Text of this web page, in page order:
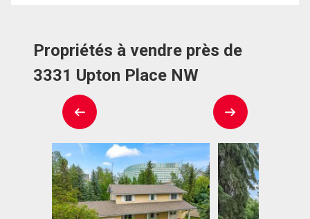
Propriétés à vendre près de
3331 Upton Place NW